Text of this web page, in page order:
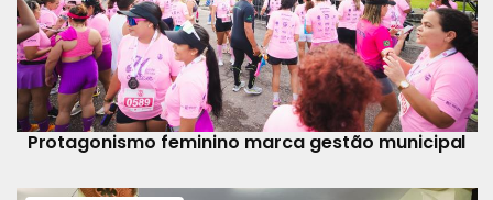
Protagonismo feminino marca gestão municipal